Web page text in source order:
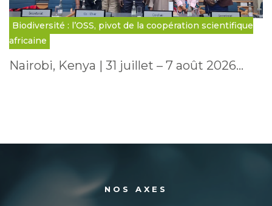
Biodiversité : l’OSS, pivot de la coopération scientifique
africaine
Nairobi, Kenya | 31 juillet – 7 août 2026…
NOS AXES